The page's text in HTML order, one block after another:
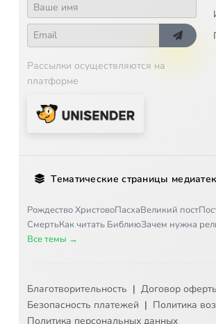
16
17 Международные браки
18
19 Страхи
22 Об искусстве
24 Почему религиозные
Рассылки осуществляются на
платформе
Тематические страницы
Рождество ХристовоПасхаВеликий пост
СмертьКак читать БиблиюЗачем нужна
Все темы →
Благотворительность | Договор
Безопасность платежей | Политика
Политика персональных данных